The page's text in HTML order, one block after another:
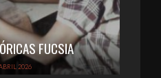
FUCSIA
2026